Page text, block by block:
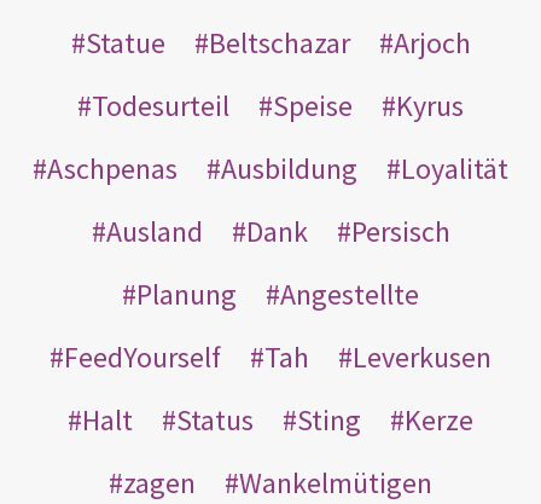
Statue
Beltschazar
Arjoch
Todesurteil
Speise
Kyrus
Aschpenas
Ausbildung
Loyalität
Ausland
Dank
Persisch
Planung
Angestellte
FeedYourself
Tah
Leverkusen
Halt
Status Sting
Kerze
zagen
Wankelmütigen